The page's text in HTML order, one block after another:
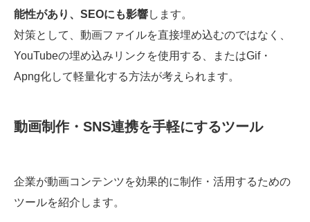
能性があり、SEOにも影響します。
対策として、動画ファイルを直接埋め込むのではなく、
YouTubeの埋め込みリンクを使用する、またはGif・
Apng化して軽量化する方法が考えられます。
動画制作・SNS連携を手軽にするツール
企業が動画コンテンツを効果的に制作・活用するための
ツールを紹介します。